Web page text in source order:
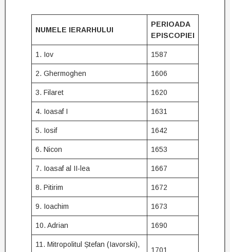
NUMELE IERARHULUI
PERIOADA
EPISCOPIEI
1. Iov 1587
2. Ghermoghen 1606
3. Filaret 1620
4. Ioasaf I 1631
5. Iosif 1642
6. Nicon 1653
7. Ioasaf al II-lea 1667
8. Pitirim 1672
9. Ioachim 1673
10. Adrian 1690
11. Mitropolitul Ștefan (Iavorski),
1701